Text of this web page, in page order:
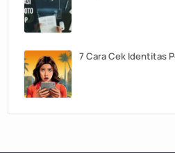
7 Cara Cek Identitas